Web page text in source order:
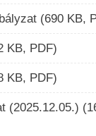
(690 KB,
KB, PDF)
KB, PDF)
(2025.12.05.)